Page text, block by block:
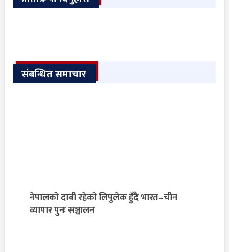
संबन्धित समाचार
नेपालको दाबी रहेको लिपुलेक हुँदै भारत–चीन
व्यापार पुनः सञ्चालन